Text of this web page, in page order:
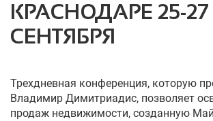
КРАСНОДАРЕ 25-27
СЕНТЯБРЯ
Трехдневная конференция, которую
Владимир Димитриадис, позволяет
продаж недвижимости, созданную